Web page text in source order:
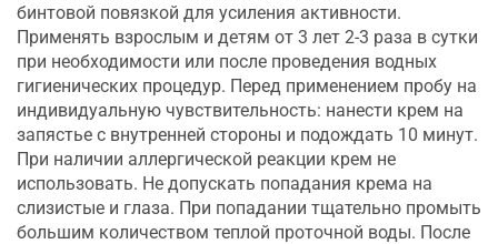
бинтовой повязкой для усиления активности.
Применять взрослым и детям от 3 лет 2-3 раза в сутки
при необходимости или после проведения водных
гигиенических процедур. Перед применением пробу на
индивидуальную чувствительность: нанести крем на
запястье с внутренней стороны и подождать 10 минут.
При наличии аллергической реакции крем не
использовать. Не допускать попадания крема на
слизистые и глаза. При попадании тщательно промыть
большим количеством теплой проточной воды. После